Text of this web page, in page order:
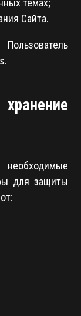
Сайта.
для защиты